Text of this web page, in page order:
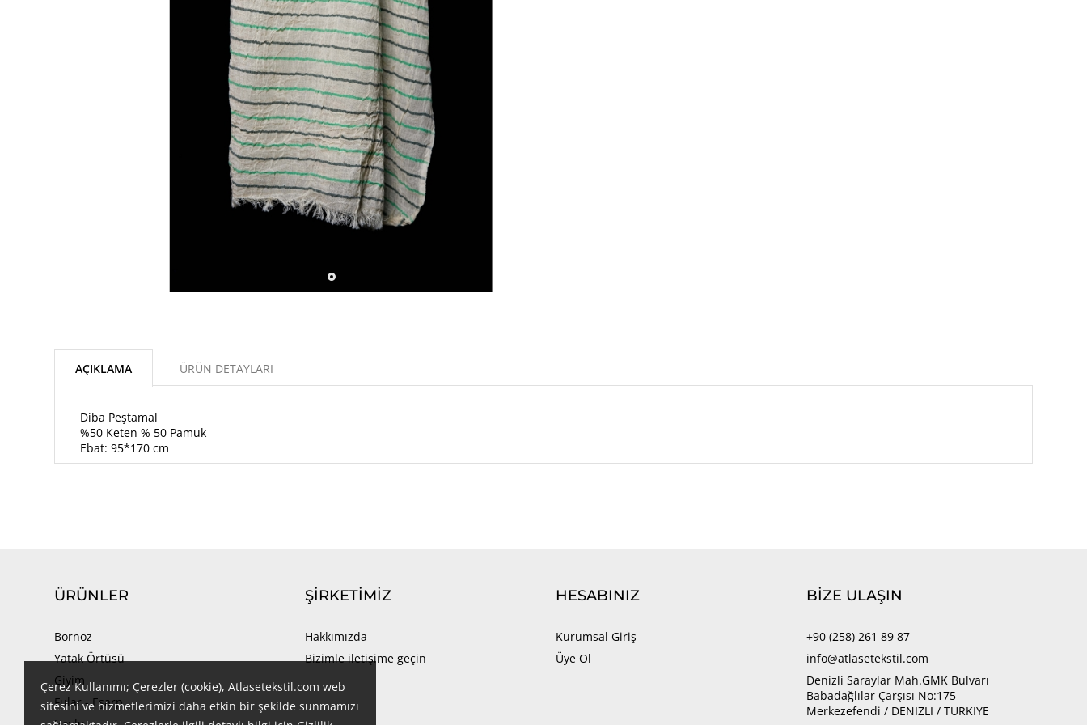
Çerez Kullanımı; Çerezler (cookie), Atlasetekstil.com web
sitesini ve hizmetlerimizi daha etkin bir şekilde sunmamızı
AÇIKLAMA ÜRÜN DETAYLARI
Diba Peştamal
%50 Keten % 50 Pamuk
Ebat: 95*170 cm
ÜRÜNLER
Bornoz
Yatak Örtüsü
Giyim
Fular - Eşarp
ŞIRKETIMIZ
Hakkımızda
Bizimle iletişime geçin
HESABINIZ
Kurumsal Giriş
Üye Ol
BİZE ULAŞIN
+90 (258) 261 89 87
info@atlasetekstil.com
Denizli Saraylar Mah.GMK Bulvarı
Babadağlılar Çarşısı No:175
Merkezefendi / DENIZLI / TURKIYE